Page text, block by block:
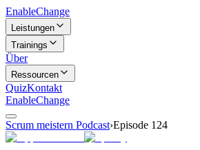
EnableChange
Leistungen
Trainings
Über
Ressourcen
QuizKontakt
EnableChange
Scrum meistern Podcast›Episode 124